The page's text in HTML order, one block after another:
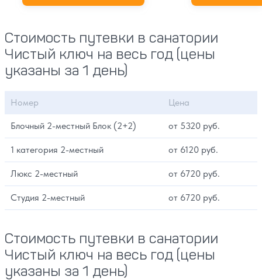
Стоимость путевки в санатории
Чистый ключ на весь год (цены
указаны за 1 день)
Номер Цена
Блочный 2-местный Блок (2+2) от 5320 руб.
1 категория 2-местный от 6120 руб.
Люкс 2-местный от 6720 руб.
Студия 2-местный от 6720 руб.
Стоимость путевки в санатории
Чистый ключ на весь год (цены
указаны за 1 день)